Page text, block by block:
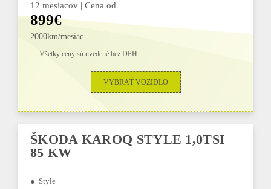
12 mesiacov | Cena od
899€
2000km/mesiac
Všetky ceny sú uvedené bez DPH.
VYBRAŤ VOZIDLO
ŠKODA KAROQ STYLE 1,0TSI
85 KW
● Style